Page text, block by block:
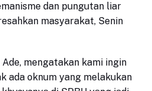
dan pungutan liar
masyarakat, Senin
mengatakan kami ingin
ada oknum yang melakukan